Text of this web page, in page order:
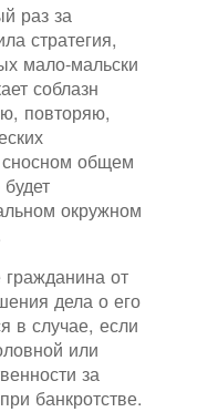
раз за
стратегия,
мало-мальски
соблазн
повторяю,
сносном общем
окружном
от
дела о его
в случае, если
или
за
банкротстве.